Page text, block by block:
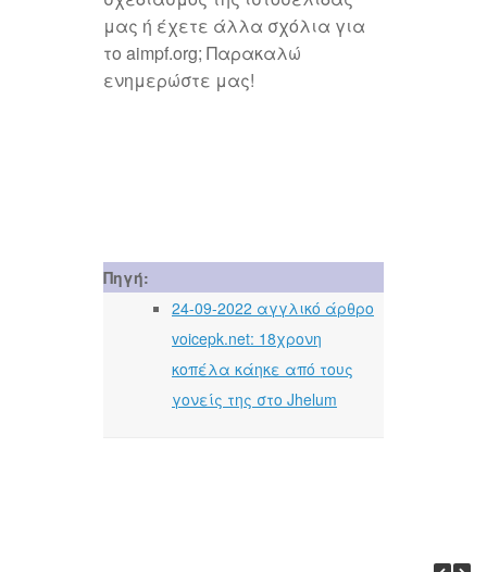
μας ή έχετε άλλα σχόλια για
το aimpf.org; Παρακαλώ
ενημερώστε μας!
Πηγή:
24-09-2022 αγγλικό άρθρο
voicepk.net: 18χρονη
κοπέλα κάηκε από τους
γονείς της στο Jhelum